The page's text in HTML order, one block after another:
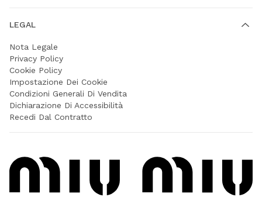
LEGAL
Nota Legale
Privacy Policy
Cookie Policy
Impostazione Dei Cookie
Condizioni Generali Di Vendita
Dichiarazione Di Accessibilità
Recedi Dal Contratto